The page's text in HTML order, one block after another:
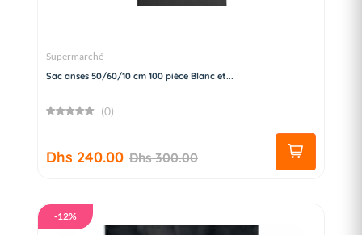
Supermarché
Sac anses 50/60/10 cm 100 pièce Blanc et...
(0)
Dhs 240.00 Dhs 300.00
-12%